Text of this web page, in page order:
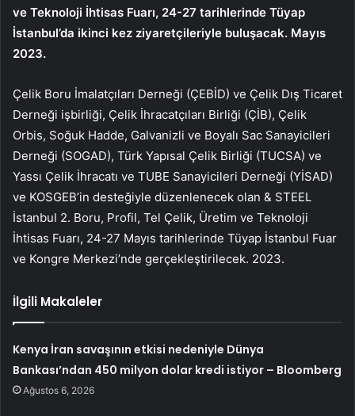
ve Teknoloji İhtisas Fuarı, 24-27 tarihlerinde Tüyap
İstanbul’da ikinci kez ziyaretçileriyle buluşacak. Mayıs
2023.
Çelik Boru İmalatçıları Derneği (ÇEBİD) ve Çelik Dış Ticaret
Derneği işbirliği, Çelik İhracatçıları Birliği (ÇİB), Çelik
Orbis, Soğuk Hadde, Galvanizli ve Boyalı Sac Sanayicileri
Derneği (SOGAD), Türk Yapısal Çelik Birliği (TUCSA) ve
Yassı Çelik İhracatı ve TUBE Sanayicileri Derneği (YİSAD)
ve KOSGEB’in desteğiyle düzenlenecek olan & STEEL
İstanbul 2. Boru, Profil, Tel Çelik, Üretim ve Teknoloji
İhtisas Fuarı, 24-27 Mayıs tarihlerinde Tüyap İstanbul Fuar
ve Kongre Merkezi’nde gerçekleştirilecek. 2023.
İlgili Makaleler
Kenya İran savaşının etkisi nedeniyle Dünya
Bankası’ndan 450 milyon dolar kredi istiyor – Bloomberg
Ağustos 6, 2026